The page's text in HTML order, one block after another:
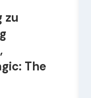
zu
The